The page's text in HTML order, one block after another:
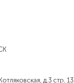
д.3 стр. 13